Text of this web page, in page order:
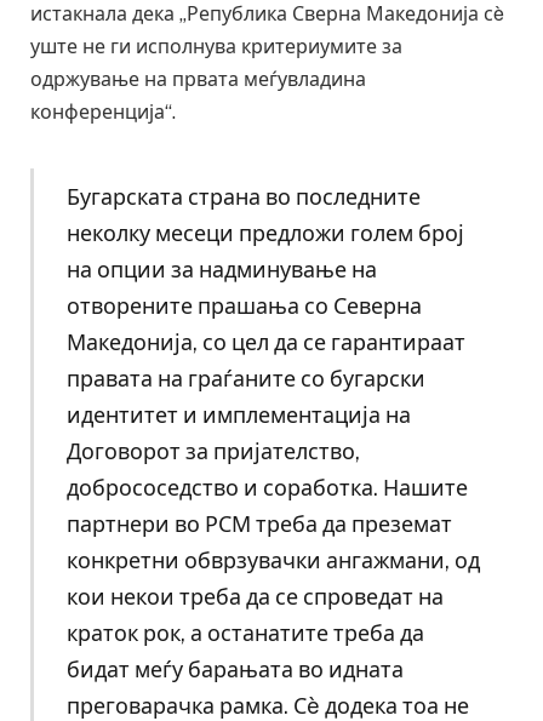
истакнала дека „Република Сверна Македонија сè
уште не ги исполнува критериумите за
одржување на првата меѓувладина
конференција“.
Бугарската страна во последните
неколку месеци предложи голем број
на опции за надминување на
отворените прашања со Северна
Македонија, со цел да се гарантираат
правата на граѓаните со бугарски
идентитет и имплементација на
Договорот за пријателство,
добрососедство и соработка. Нашите
партнери во РСМ треба да преземат
конкретни обврзувачки ангажмани, од
кои некои треба да се спроведат на
краток рок, а останатите треба да
бидат меѓу барањата во идната
преговарачка рамка. Сè додека тоа не